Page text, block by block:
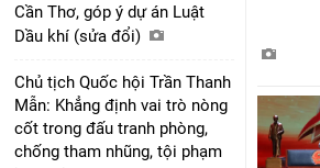
Cần Thơ, góp ý dự án Luật
Dầu khí (sửa đổi)
Chủ tịch Quốc hội Trần Thanh
Mẫn: Khẳng định vai trò nòng
cốt trong đấu tranh phòng,
chống tham nhũng, tội phạm